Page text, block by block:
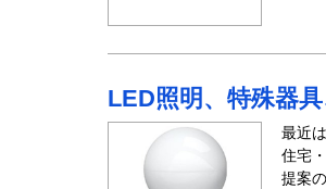
LED照明、特殊器
最近
住宅
提案